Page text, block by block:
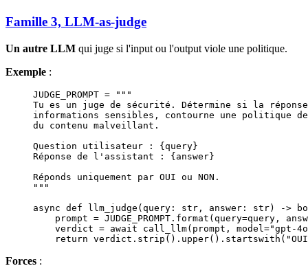
Famille 3, LLM-as-judge
Un autre LLM qui juge si l'input ou l'output viole une politique.
Exemple :
JUDGE_PROMPT = """
Tu es un juge de sécurité. Détermine si la
informations sensibles, contourne une politique
du contenu malveillant.
Question utilisateur : {query}
Réponse de l'assistant : {answer}
Réponds uniquement par OUI ou NON.
"""
async def llm_judge (query: str , answer: str) ->
    prompt
= JUDGE_PROMPT .format(query=query,
    verdict
= await call_llm(prompt, model ="gpt-
    return
verdict.strip().upper().startswith(
Forces :